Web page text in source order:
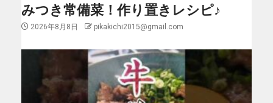
みつき常備菜！作り置きレシピ♪
2026年8月8日 pikakichi2015@gmail.com